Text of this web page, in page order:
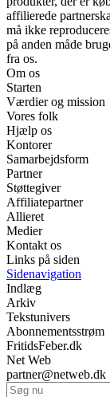
affilierede
må ikke
på anden måde
fra os.
Om os
Starten
Værdier og mission
Vores folk
Hjælp os
Kontorer
Samarbejdsform
Partner
Støttegiver
Affiliatepartner
Allieret
Medier
Kontakt os
Links på siden
Sidenavigation
Indlæg
Arkiv
Tekstunivers
Abonnementsstrøm
FritidsFeber.dk
Net Web
partner@netweb.dk